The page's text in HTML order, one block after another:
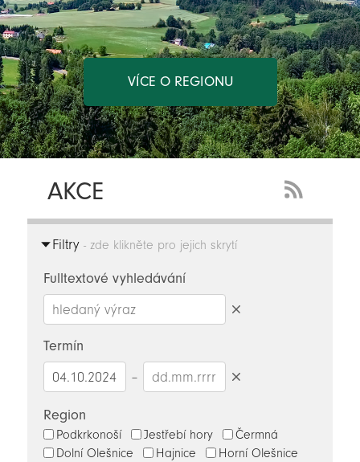
VÍCE O REGIONU
AKCE
Feed
Filtry- zde klikněte pro jejich skrytí
Fulltextové vyhledávání
Termín
–
Region
Podkrkonoší Jestřebí hory
Čermná
Dolní Olešnice
Hajnice
Horní Olešnice